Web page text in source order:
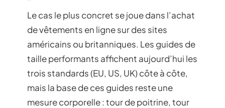
Le cas le plus concret se joue dans l’achat
de vêtements en ligne sur des sites
américains ou britanniques. Les guides de
taille performants affichent aujourd’hui les
trois standards (EU, US, UK) côte à côte,
mais la base de ces guides reste une
mesure corporelle : tour de poitrine, tour